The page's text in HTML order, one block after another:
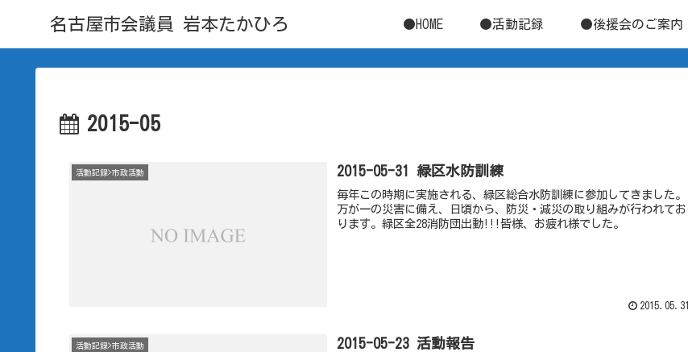
名古屋市会議員 岩本たかひろ ●HOME ●活動記録 ●後援会のご案内
2015-05
活動記録>市政活動 2015-05-31 緑区水防訓練
毎年この時期に実施される、緑区総合水防訓練に参加してきました。
万が一の災害に備え、日頃から、防災・減災の取り組みが行われてお
ります。緑区全28消防団出動!!!皆様、お疲れ様でした。
2015.05.31
活動記録>市政活動 2015-05-23 活動報告